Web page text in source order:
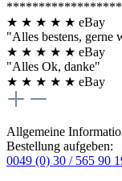
★ ★ ★ ★ ★ eBay
"Alles bestens, gerne
★ ★ ★ ★ ★ eBay
"Alles Ok, danke"
★ ★ ★ ★ ★ eBay
Allgemeine
Bestellung aufgeben:
0049 (0) 30 / 565 90